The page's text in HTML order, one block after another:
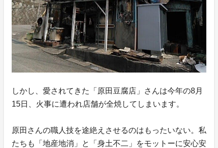
しかし、愛されてきた「原田豆腐店」さんは今年の8月
15日、火事に遭われ店舗が全焼してしまいます。
原田さんの職人技を途絶えさせるのはもったいない。私
たちも「地産地消」と「身土不二」をモットーに安心安